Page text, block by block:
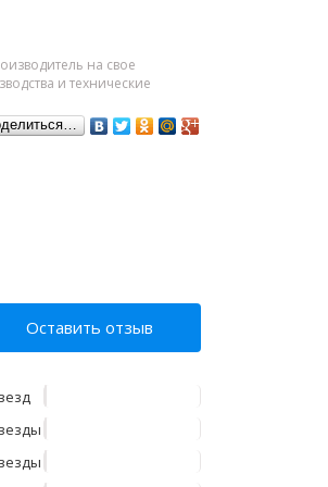
на свое
и технические
Оставить отзыв